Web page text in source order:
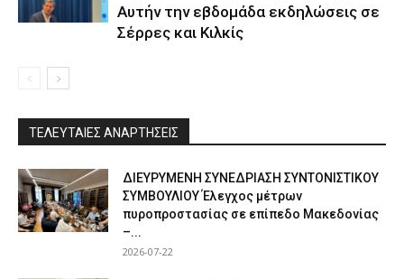
Αυτήν την εβδομάδα εκδηλώσεις σε
Σέρρες και Κιλκίς
ΤΕΛΕΥΤΑΙΕΣ ΑΝΑΡΤΗΣΕΙΣ
ΔΙΕΥΡΥΜΕΝΗ ΣΥΝΕΔΡΙΑΣΗ ΣΥΝΤΟΝΙΣΤΙΚΟΥ
ΣΥΜΒΟΥΛΙΟΥ Έλεγχος μέτρων
πυροπροστασίας σε επίπεδο Μακεδονίας
–...
2026-07-22